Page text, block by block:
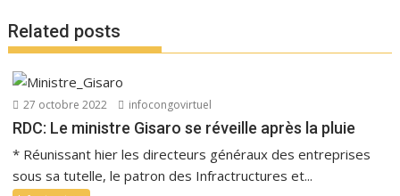
Related posts
27 octobre 2022 infocongovirtuel
RDC: Le ministre Gisaro se réveille après la pluie
* Réunissant hier les directeurs généraux des entreprises
sous sa tutelle, le patron des Infractructures et...